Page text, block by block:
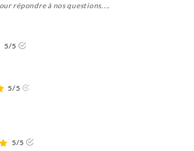
répondre à nos questions....
5/5
5/5
5/5